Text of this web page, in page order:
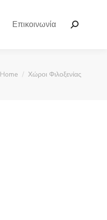
Επικοινωνία
You are here:
Home Χώροι Φιλοξενίας